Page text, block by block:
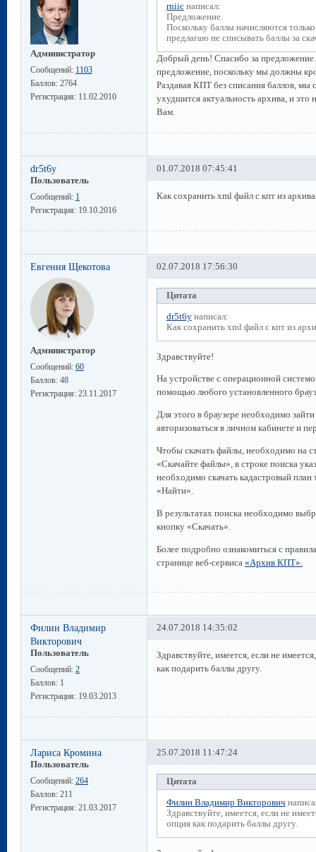
Администратор
Сообщений: 1103
Баллов: 2764
Регистрация: 11.02.2010
rniicнаписал:
Предложение.
Поскольку баллы начисляются
предлагаю не списывать баллы за
Добрый день! Спасибо за
предложение, поскольку мы должны
Раздавая КПТ без списания баллов, мы
ухудшится актуальность архива, и это
Вам.
dr5t6y
Пользователь
Сообщений: 1
Регистрация: 19.10.2016
01.07.2018 07:45:41
Как сохранить xml файл с кпт из
Евгения Щекотова
Администратор
Сообщений: 60
Баллов: 48
Регистрация: 23.11.2017
02.07.2018 17:56:30
Цитата
dr5t6yнаписал:
Как сохранить xml файл с кпт из
Здравствуйте!
На устройстве с операционной
помощью любого установленного
Для этого в браузере необходимо
авторизоваться в личном кабинете и
Чтобы скачать файлы, необходимо на
«Скачайте файлы», в строке поиска
необходимо скачать кадастровый
«Найти».
В результатах поиска необходимо
кнопку «Скачать».
Более подробно ознакомиться с
странице веб-сервиса «Архив КПТ».
Филин Владимир
Викторович
Пользователь
Сообщений: 2
Баллов: 1
Регистрация: 19.03.2013
24.07.2018 14:35:02
Здравствуйте, имеется, если не
как подарить баллы другу.
Лариса Кромина
Пользователь
Сообщений: 264
Баллов: 211
Регистрация: 21.03.2017
25.07.2018 11:47:24
Цитата
Филин Владимир Викторович
Здравствуйте, имеется, если не
опция как подарить баллы другу.